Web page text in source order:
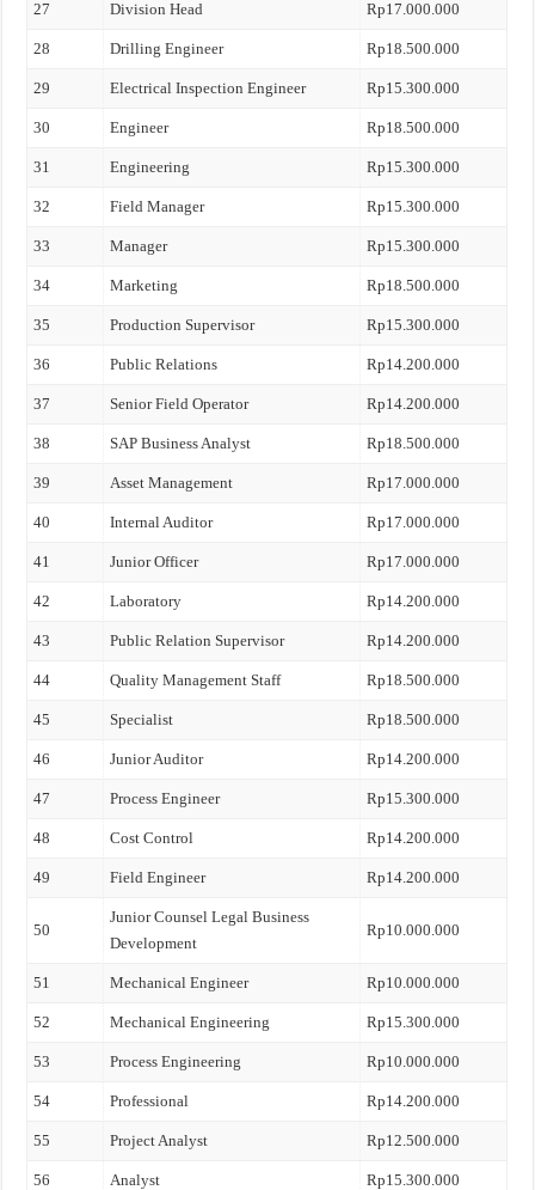
27 Division Head Rp17.000.000
28 Drilling Engineer Rp18.500.000
29 Electrical Inspection Engineer Rp15.300.000
30 Engineer Rp18.500.000
31 Engineering Rp15.300.000
32 Field Manager Rp15.300.000
33 Manager Rp15.300.000
34 Marketing Rp18.500.000
35 Production Supervisor Rp15.300.000
36 Public Relations Rp14.200.000
37 Senior Field Operator Rp14.200.000
38 SAP Business Analyst Rp18.500.000
39 Asset Management Rp17.000.000
40 Internal Auditor Rp17.000.000
41 Junior Officer Rp17.000.000
42 Laboratory Rp14.200.000
43 Public Relation Supervisor Rp14.200.000
44 Quality Management Staff Rp18.500.000
45 Specialist Rp18.500.000
46 Junior Auditor Rp14.200.000
47 Process Engineer Rp15.300.000
48 Cost Control Rp14.200.000
49 Field Engineer Rp14.200.000
50
Junior Counsel Legal Business
Development
Rp10.000.000
51 Mechanical Engineer Rp10.000.000
52 Mechanical Engineering Rp15.300.000
53 Process Engineering Rp10.000.000
54 Professional Rp14.200.000
55 Project Analyst Rp12.500.000
56 Analyst Rp15.300.000